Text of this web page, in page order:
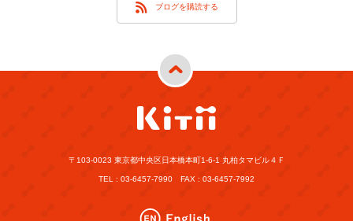
ブログを購読する
〒103-0023 東京都中央区日本橋本町1-6-1 丸柏タマビル４Ｆ
TEL : 03-6457-7990 FAX : 03-6457-7992